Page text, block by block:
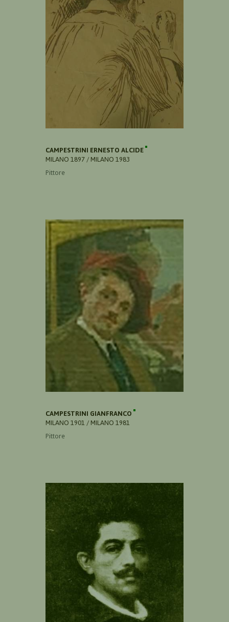
CAMPESTRINI ERNESTO ALCIDE
MILANO 1897 / MILANO 1983
Pittore
CAMPESTRINI GIANFRANCO
MILANO 1901 / MILANO 1981
Pittore